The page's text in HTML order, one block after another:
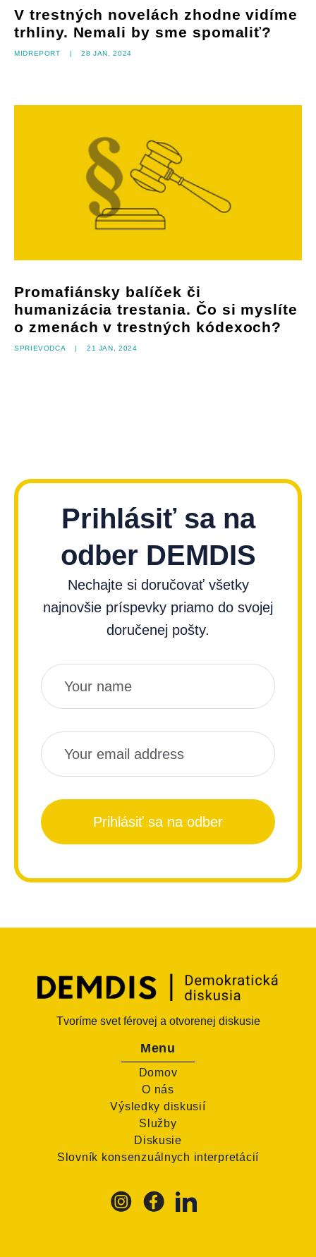
V trestných novelách zhodne vidíme
trhliny. Nemali by sme spomaliť?
Midreport | 28 jan, 2024
Promafiánsky balíček či
humanizácia trestania. Čo si myslíte
o zmenách v trestných kódexoch?
Sprievodca | 21 jan, 2024
Prihlásiť sa na
odber DEMDIS
Nechajte si doručovať všetky
najnovšie príspevky priamo do svojej
doručenej pošty.
Názov
Email
Prihlásiť sa na odber
Tvoríme svet férovej a otvorenej diskusie
Menu
Domov
O nás
Výsledky diskusií
Služby
Diskusie
Slovník konsenzuálnych interpretácií